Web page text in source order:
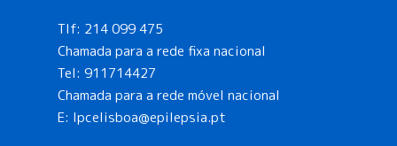
Tlf: 214 099 475
Chamada para a rede fixa nacional
Tel: 911714427
Chamada para a rede móvel nacional
E: lpcelisboa@epilepsia.pt